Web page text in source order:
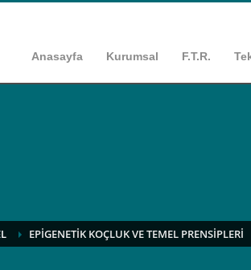
Anasayfa Kurumsal F.T.R.
EPIGENETIK KOÇLUK VE TEMEL PRENSIPLERI